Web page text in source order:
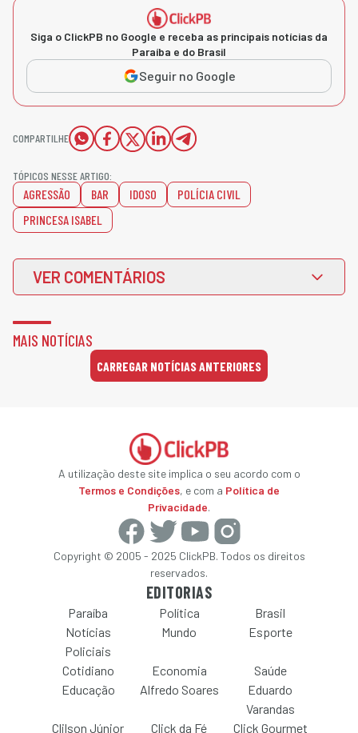
Siga o ClickPB no Google e receba as principais notícias da
Paraíba e do Brasil
Seguir no Google
COMPARTILHE
TÓPICOS NESSE ARTIGO:
AGRESSÃO BAR IDOSO
POLÍCIA CIVIL
PRINCESA ISABEL
VER COMENTÁRIOS
MAIS NOTÍCIAS
CARREGAR NOTÍCIAS ANTERIORES
A utilização deste site implica o seu acordo com o
Termos e Condições, e com a Política de
Privacidade.
Copyright © 2005 - 2025 ClickPB. Todos os direitos
reservados.
EDITORIAS
Paraíba Política
Brasil
Notícias
Policiais
Mundo Esporte
Cotidiano Economia
Saúde
Educação
Alfredo Soares
Eduardo
Varandas
Clilson Júnior
Click da Fé Click Gourmet